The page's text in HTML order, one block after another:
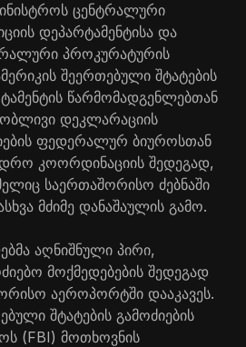
ცენტრალური
დეპარტამენტისა და
პროკურატურის
შეერთებული შტატების
წარმომადგენლებთან
დეკლარაციის
ფედერალურ ბიუროსთან
კოორდინაციის შედეგად,
საერთაშორისო ძებნაში
მძიმე დანაშაულის გამო.
აღნიშნული პირი,
მოქმედებების შედეგად
აეროპორტში დააკავეს.
შტატების გამოძიების
(FBI) მოთხოვნის